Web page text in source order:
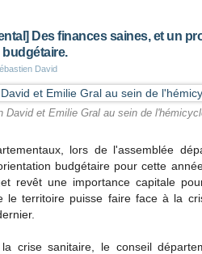
Des finances saines, et un
David
David et Emilie Gral au sein de
lors de l'assemblée
budgétaire pour cette
revêt une importance capitale
le territoire puisse faire face à la
crise sanitaire, le conseil